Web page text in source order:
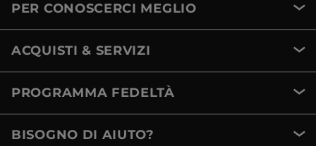
PER CONOSCERCI MEGLIO
ACQUISTI & SERVIZI
PROGRAMMA FEDELTÀ
BISOGNO DI AIUTO?